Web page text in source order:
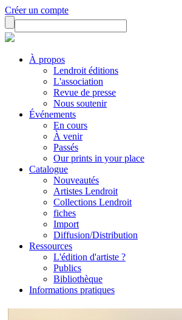
Créer un compte
À propos
Lendroit éditions
L'association
Revue de presse
Nous soutenir
Événements
En cours
À venir
Passés
Our prints in your place
Catalogue
Nouveautés
Artistes Lendroit
Collections Lendroit
fiches
Import
Diffusion/Distribution
Ressources
L'édition d'artiste ?
Publics
Bibliothèque
Informations pratiques